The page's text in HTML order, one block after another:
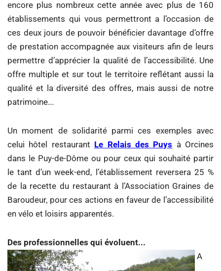
encore plus nombreux cette année avec plus de 160
établissements qui vous permettront a l’occasion de
ces deux jours de pouvoir bénéficier davantage d’offre
de prestation accompagnée aux visiteurs afin de leurs
permettre d’apprécier la qualité de l’accessibilité. Une
offre multiple et sur tout le territoire reflétant aussi la
qualité et la diversité des offres, mais aussi de notre
patrimoine...
Un moment de solidarité parmi ces exemples avec
celui hôtel restaurant Le Relais des Puys à Orcines
dans le Puy-de-Dôme ou pour ceux qui souhaité partir
le tant d’un week-end, l’établissement reversera 25 %
de la recette du restaurant à l’Association Graines de
Baroudeur, pour ces actions en faveur de l’accessibilité
en vélo et loisirs apparentés.
Des professionnelles qui évoluent...
A